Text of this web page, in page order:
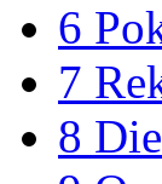
6
7
8